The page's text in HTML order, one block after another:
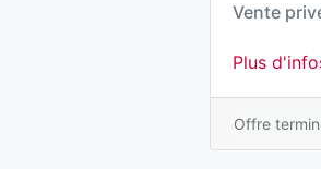
Vente
Plus
Offre